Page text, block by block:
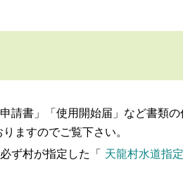
請書」「使用開始届」など書類
ますのでご覧下さい。
ず村が指定した「 天龍村水道指